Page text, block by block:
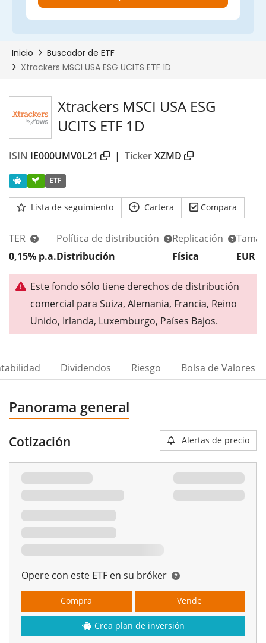
Xtrackers MSCI USA ESG
UCITS ETF 1D
ISIN IE000UMV0L21 | TickerXZMD
ETF
Lista de seguimiento Cartera Compara
TER
0,15% p.a.
Política de distribución
Distribución
Replicación
Física
EUR
Este fondo sólo tiene derechos de distribución
comercial para Suiza, Alemania, Francia, Reino
Unido, Irlanda, Luxemburgo, Países Bajos.
Dividendos Riesgo Bolsa de Valores
Panorama general
Cotización Alertas de precio
Opere con este ETF en su bróker
Compra Vende
Crea plan de inversión